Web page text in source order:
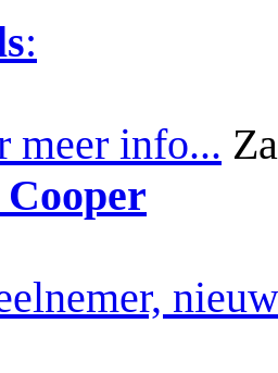
:
meer info...
Cooper